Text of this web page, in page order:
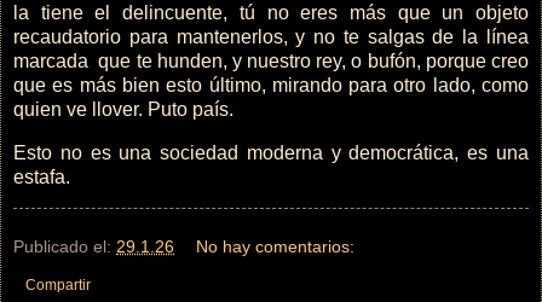
la tiene el delincuente, tú no eres más que un objeto
recaudatorio para mantenerlos, y no te salgas de la línea
marcada que te hunden, y nuestro rey, o bufón, porque creo
que es más bien esto último, mirando para otro lado, como
quien ve llover. Puto país.
Esto no es una sociedad moderna y democrática, es una
estafa.
Publicado el: 29.1.26 No hay comentarios:
Compartir